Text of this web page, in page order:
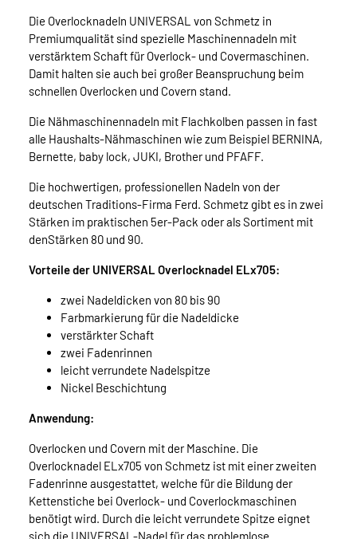
Die Overlocknadeln UNIVERSAL von Schmetz in
Premiumqualität sind spezielle Maschinennadeln mit
verstärktem Schaft für Overlock- und Covermaschinen.
Damit halten sie auch bei großer Beanspruchung beim
schnellen Overlocken und Covern stand.
Die Nähmaschinennadeln mit Flachkolben passen in fast
alle Haushalts-Nähmaschinen wie zum Beispiel BERNINA,
Bernette, baby lock, JUKI, Brother und PFAFF.
Die hochwertigen, professionellen Nadeln von der
deutschen Traditions-Firma Ferd. Schmetz gibt es in zwei
Stärken im praktischen 5er-Pack oder als Sortiment mit
denStärken 80 und 90.
Vorteile der UNIVERSAL Overlocknadel ELx705:
zwei Nadeldicken von 80 bis 90
Farbmarkierung für die Nadeldicke
verstärkter Schaft
zwei Fadenrinnen
leicht verrundete Nadelspitze
Nickel Beschichtung
Anwendung:
Overlocken und Covern mit der Maschine. Die
Overlocknadel ELx705 von Schmetz ist mit einer zweiten
Fadenrinne ausgestattet, welche für die Bildung der
Kettenstiche bei Overlock- und Coverlockmaschinen
benötigt wird. Durch die leicht verrundete Spitze eignet
sich die UNIVERSAL-Nadel für das problemlose